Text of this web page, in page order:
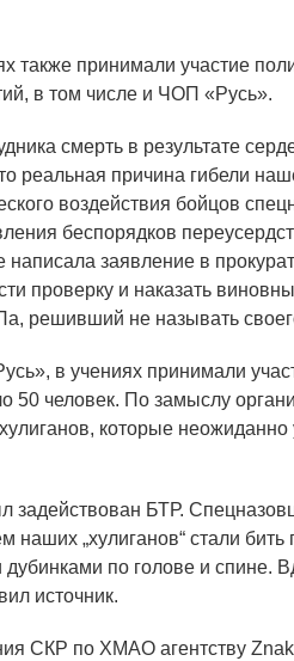
также принимали участие
в том числе и ЧОП «Русь».
смерть в результате
реальная причина гибели
воздействия бойцов
беспорядков
написала заявление в
проверку и наказать
решивший не называть
в учениях принимали
50 человек. По замыслу
которые неожиданно
задействован БТР.
наших „хулиганов“ стали бить
по голове и спине.
источник.
СКР по ХМАО агентству